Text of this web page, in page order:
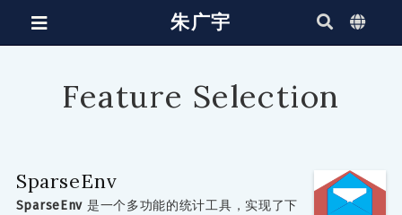
朱广宇
Feature Selection
SparseEnv
SparseEnv 是一个多功能的统计工具，实现了下